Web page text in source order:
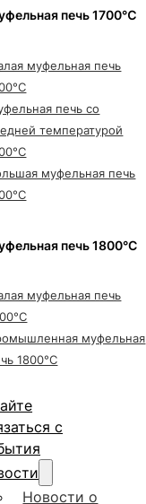
печь 1700℃
муфельная печь
печь со
температурой
муфельная печь
печь 1800°C
муфельная печь
муфельная
1800°C
с
Новости о